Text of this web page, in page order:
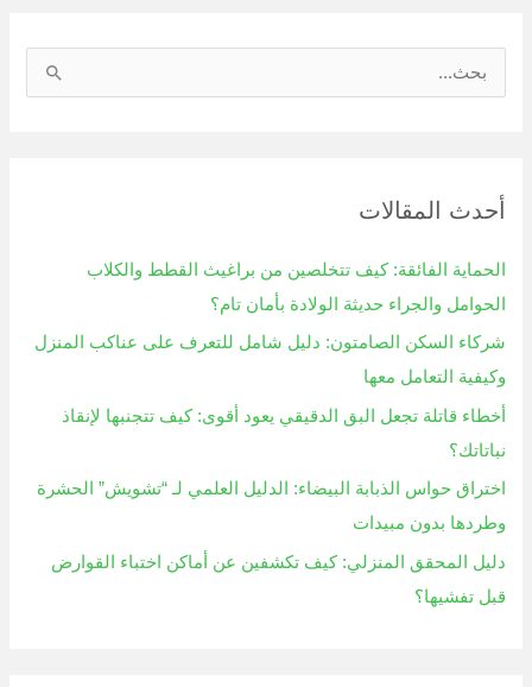
ثأحدث المقالات
الحماية الفائقة: كيف تتخلصين من براغيث القطط والكلاب
الحوامل والجراء حديثة الولادة بأمان تام؟
شركاء السكن الصامتون: دليل شامل للتعرف على عناكب المنزل
وكيفية التعامل معها
أخطاء قاتلة تجعل البق الدقيقي يعود أقوى: كيف تتجنبها لإنقاذ
نباتاتك؟
اختراق حواس الذبابة البيضاء: الدليل العلمي لـ “تشويش” الحشرة
وطردها بدون مبيدات
دليل المحقق المنزلي: كيف تكشفين عن أماكن اختباء القوارض
قبل تفشيها؟